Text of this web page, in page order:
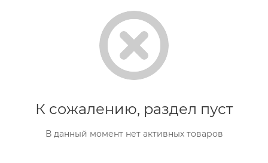
К сожалению, раздел пуст
В данный момент нет активных товаров